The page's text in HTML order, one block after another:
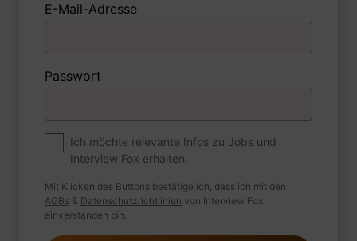
Premium
Erzählen Sie mir von einer Situation, in der
Sie alles getan haben, um ein rechtliches
Problem zu lösen, und dabei erfolglos
waren.
E-Mail-Adresse
Passwort
Ich möchte relevante Infos zu Jobs und
Interview Fox erhalten.
Mit Klicken des Buttons bestätige ich, dass ich mit den
AGBs & Datenschutzrichtlinien von Interview Fox
einverstanden bin.